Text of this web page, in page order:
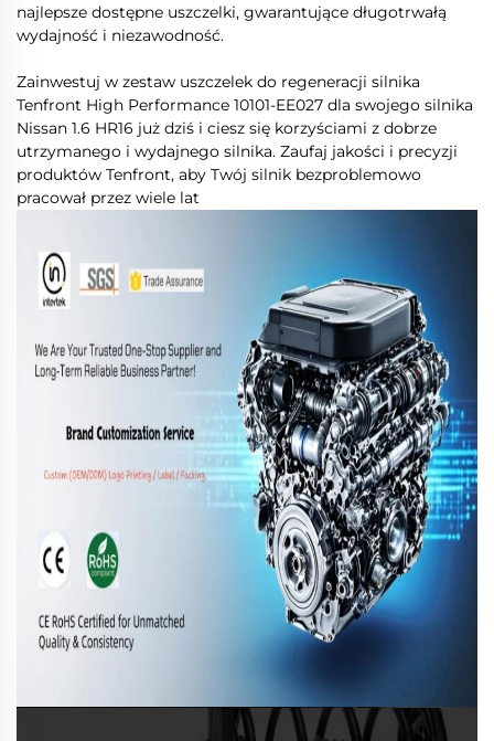
najlepsze dostępne uszczelki, gwarantujące długotrwałą
wydajność i niezawodność.
Zainwestuj w zestaw uszczelek do regeneracji silnika
Tenfront High Performance 10101-EE027 dla swojego silnika
Nissan 1.6 HR16 już dziś i ciesz się korzyściami z dobrze
utrzymanego i wydajnego silnika. Zaufaj jakości i precyzji
produktów Tenfront, aby Twój silnik bezproblemowo
pracował przez wiele lat